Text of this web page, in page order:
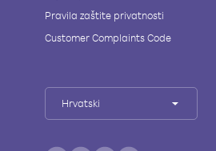
Pravila zaštite privatnosti
Customer Complaints Code
Hrvatski